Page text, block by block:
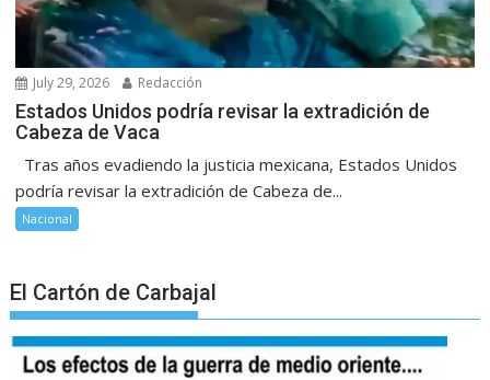
July 29, 2026 Redacción
Estados Unidos podría revisar la extradición de
Cabeza de Vaca
Tras años evadiendo la justicia mexicana, Estados Unidos
podría revisar la extradición de Cabeza de...
Nacional
El Cartón de Carbajal